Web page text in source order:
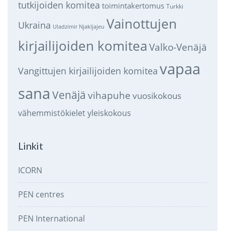
tutkijoiden komitea toimintakertomus Turkki
Ukraina Uladzimir Njakljajeu Vainottujen
kirjailijoiden komitea Valko-Venäjä
Vangittujen kirjailijoiden komitea vapaa
sana Venäjä vihapuhe vuosikokous
vähemmistökieletyleiskokous
Linkit
ICORN
PEN centres
PEN International